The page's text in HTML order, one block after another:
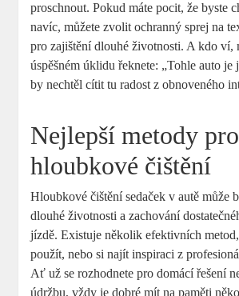
proschnout. Pokud máte pocit, že byste
navíc, můžete zvolit ochranný sprej na
pro zajištění dlouhé životnosti. A kdo ví,
úspěšném úklidu řeknete: „Tohle auto
by nechtěl cítit tu radost z obnoveného
Nejlepší metody pro
hloubkové čištění
Hloubkové čištění sedaček v autě může
dlouhé životnosti a zachování
jízdě. Existuje několik efektivních
použít, nebo si najít inspiraci z
Ať už se rozhodnete pro domácí řešení
údržbu, vždy je dobré mít na paměti